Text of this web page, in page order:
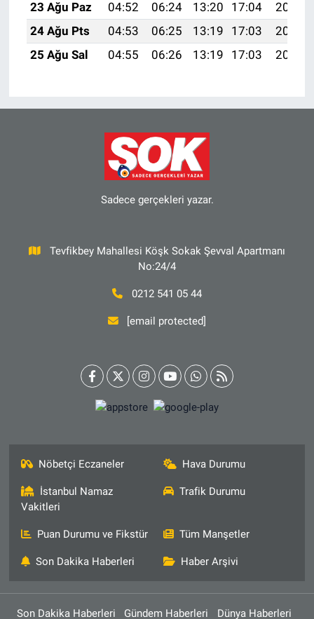
23 Ağu Paz
04:52 06:24 13:20 17:04
20:05
24 Ağu Pts
04:53 06:25 13:19 17:03
20:04
25 Ağu Sal
04:55 06:26 13:19 17:03 20:03
Sadece gerçekleri yazar.
Tevfikbey Mahallesi Köşk Sokak Şevval Apartmanı
No:24/4
0212 541 05 44
[email protected]
Nöbetçi Eczaneler Hava Durumu
İstanbul Namaz
Vakitleri
Trafik Durumu
Puan Durumu ve Fikstür Tüm Manşetler
Son Dakika Haberleri Haber Arşivi
Son Dakika Haberleri Gündem Haberleri Dünya Haberleri